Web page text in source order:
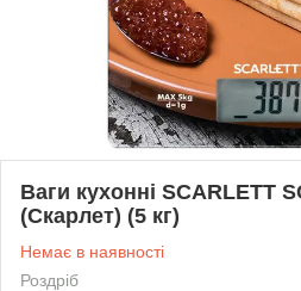
Ваги кухонні SCARLETT
(Скарлет) (5 кг)
Немає в наявності
Роздріб